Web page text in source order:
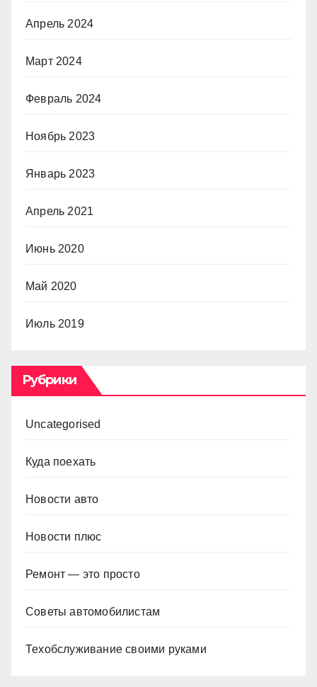
Апрель 2024
Март 2024
Февраль 2024
Ноябрь 2023
Январь 2023
Апрель 2021
Июнь 2020
Май 2020
Июль 2019
Рубрики
Uncategorised
Куда поехать
Новости авто
Новости плюс
Ремонт — это просто
Советы автомобилистам
Техобслуживание своими руками